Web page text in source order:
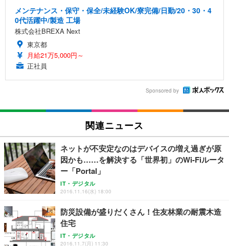
メンテナンス・保守・保全/未経験OK/寮完備/日勤/20・30・4
0代活躍中/製造 工場
株式会社BREXA Next
東京都
月給21万5,000円～
正社員
Sponsored by
関連ニュース
ネットが不安定なのはデバイスの増え過ぎが原
因かも……を解決する「世界初」のWi-Fiルータ
ー「Portal」
IT・デジタル
2016.11.16(水) 18:00
防災設備が盛りだくさん！住友林業の耐震木造
住宅
IT・デジタル
2016.11.7(月) 11:30